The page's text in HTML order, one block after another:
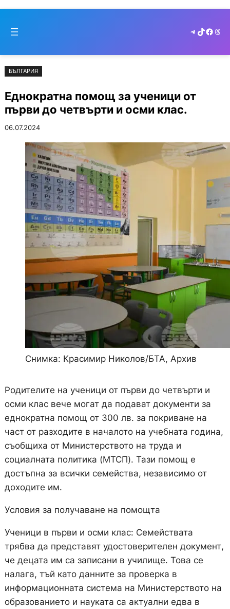
съдържанието
to
Telegram
TikTok
БЪЛГАРИЯ
Еднократна помощ за ученици от
първи до четвърти и осми клас.
06.07.2024
Снимка: Красимир Николов/БТА, Архив
Родителите на ученици от първи до четвърти и
осми клас вече могат да подават документи за
еднократна помощ от 300 лв. за покриване на
част от разходите в началото на учебната година,
съобщиха от Министерството на труда и
социалната политика (МТСП). Тази помощ е
достъпна за всички семейства, независимо от
доходите им.
Условия за получаване на помощта
Ученици в първи и осми клас: Семействата
трябва да представят удостоверителен документ,
че децата им са записани в училище. Това се
налага, тъй като данните за проверка в
информационната система на Министерството на
образованието и науката са актуални едва в